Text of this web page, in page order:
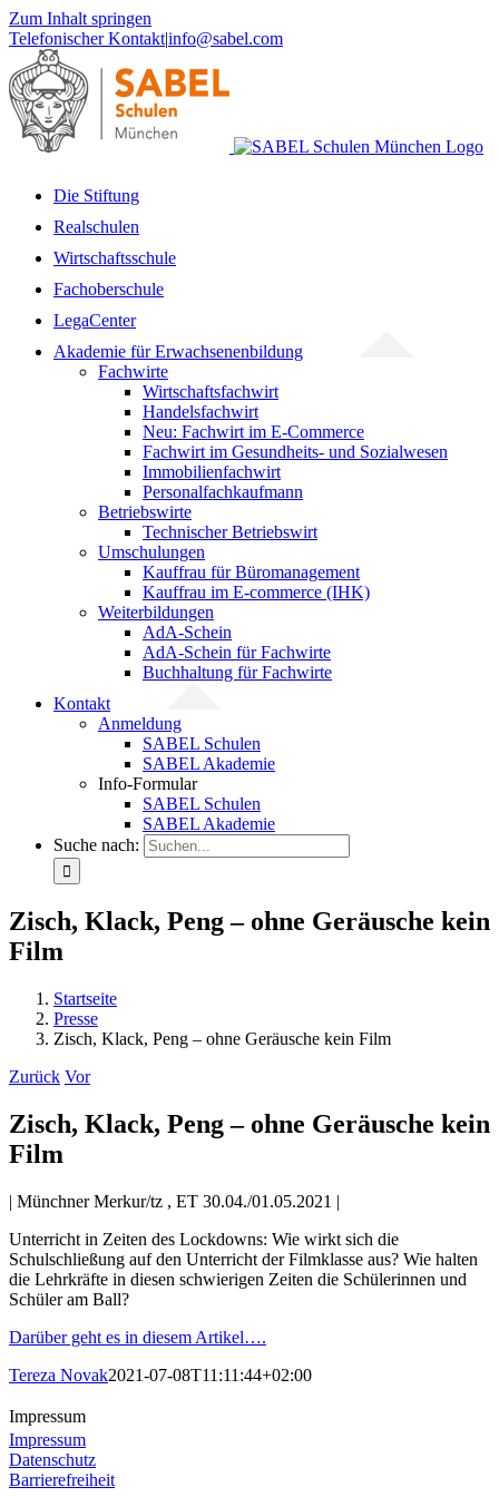
Zum Inhalt springen
Telefonischer Kontakt|info@sabel.com
Die Stiftung
Realschulen
Wirtschaftsschule
Fachoberschule
LegaCenter
Akademie für Erwachsenenbildung
Fachwirte
Wirtschaftsfachwirt
Handelsfachwirt
Neu: Fachwirt im E-Commerce
Fachwirt im Gesundheits- und Sozialwesen
Immobilienfachwirt
Personalfachkaufmann
Betriebswirte
Technischer Betriebswirt
Umschulungen
Kauffrau für Büromanagement
Kauffrau im E-commerce (IHK)
Weiterbildungen
AdA-Schein
AdA-Schein für Fachwirte
Buchhaltung für Fachwirte
Kontakt
Anmeldung
SABEL Schulen
SABEL Akademie
Info-Formular
SABEL Schulen
SABEL Akademie
Suche nach:
Zisch, Klack, Peng – ohne Geräusche kein
Film
Startseite
Presse
Zisch, Klack, Peng – ohne Geräusche kein Film
Zurück Vor
Zisch, Klack, Peng – ohne Geräusche kein
Film
| Münchner Merkur/tz , ET 30.04./01.05.2021 |
Unterricht in Zeiten des Lockdowns: Wie wirkt sich die
Schulschließung auf den Unterricht der Filmklasse aus? Wie halten
die Lehrkräfte in diesen schwierigen Zeiten die Schülerinnen und
Schüler am Ball?
Darüber geht es in diesem Artikel….
Tereza Novak2021-07-08T11:11:44+02:00
Impressum
Impressum
Datenschutz
Barrierefreiheit